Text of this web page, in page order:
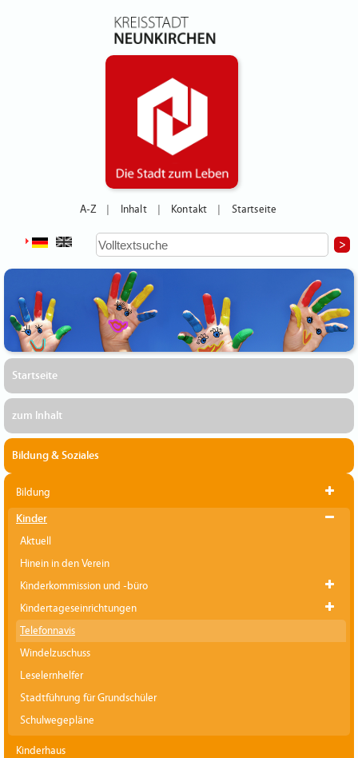
A-Z Inhalt Kontakt Startseite
Startseite
zum Inhalt
Bildung & Soziales
Bildung
Kinder
Aktuell
Hinein in den Verein
Kinderkommission und -büro
Kindertageseinrichtungen
Telefonnavis
Windelzuschuss
Leselernhelfer
Stadtführung für Grundschüler
Schulwegepläne
Kinderhaus